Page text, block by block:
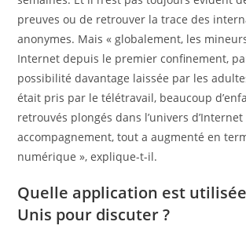
preuves ou de retrouver la trace des
anonymes. Mais « globalement, les
Internet depuis le premier confinement,
possibilité davantage laissée par les
était pris par le télétravail, beaucoup
retrouvés plongés dans l’univers d’Internet
accompagnement, tout a augmenté en
numérique », explique-t-il.
Quelle application est
Unis pour discuter ?